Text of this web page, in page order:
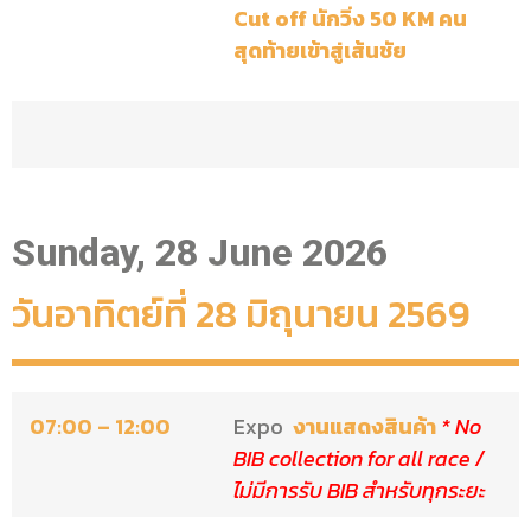
Cut off นักวิ่ง 50 KM คน
สุดท้ายเข้าสู่เส้นชัย
Sunday, 28 June 2026
วันอาทิตย์ที่ 28 มิถุนายน 2569
07:00 – 12:00 Expo งานแสดงสินค้า* No
BIB collection for all race /
ไม่มีการรับ BIB สำหรับทุกระยะ